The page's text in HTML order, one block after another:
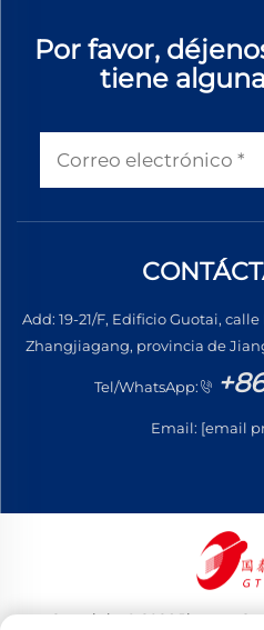
Por favor,
tiene
Add: 19-21/F, Edificio Guotai,
Zhangjiagang, provincia de
Tel/WhatsApp:
Email: [email
Copyright © 2026 Jiangsu